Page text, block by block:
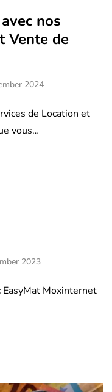
nos
Vente de
2024
de Location et
vous…
2023
Moxinternet